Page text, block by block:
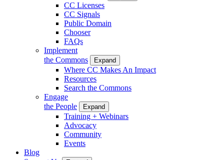
CC Licenses
CC Signals
Public Domain
Chooser
FAQs
Implement
the Commons
Expand
Where CC Makes An Impact
Resources
Search the Commons
Engage
the People
Expand
Training + Webinars
Advocacy
Community
Events
Blog